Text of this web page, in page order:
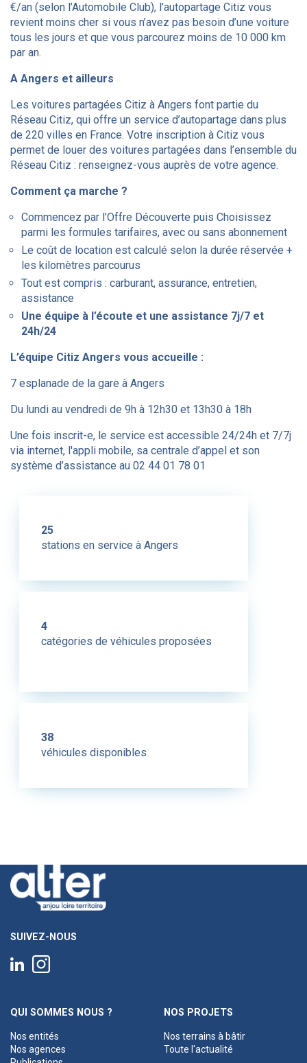
€/an (selon l’Automobile Club), l’autopartage Citiz vous
revient moins cher si vous n’avez pas besoin d’une voiture
tous les jours et que vous parcourez moins de 10 000 km
par an.
A Angers et ailleurs
Les voitures partagées Citiz à Angers font partie du
Réseau Citiz, qui offre un service d’autopartage dans plus
de 220 villes en France. Votre inscription à Citiz vous
permet de louer des voitures partagées dans l’ensemble du
Réseau Citiz : renseignez-vous auprès de votre agence.
Comment ça marche ?
Commencez par l’Offre Découverte puis Choisissez
parmi les formules tarifaires, avec ou sans abonnement
Le coût de location est calculé selon la durée réservée +
les kilomètres parcourus
Tout est compris : carburant, assurance, entretien,
assistance
Une équipe à l’écoute et une assistance 7j/7 et
24h/24
L’équipe Citiz Angers vous accueille :
7 esplanade de la gare à Angers
Du lundi au vendredi de 9h à 12h30 et 13h30 à 18h
Une fois inscrit-e, le service est accessible 24/24h et 7/7j
via internet, l'appli mobile, sa centrale d’appel et son
système d’assistance au 02 44 01 78 01
25
stations en service à Angers
4
catégories de véhicules proposées
38
véhicules disponibles
SUIVEZ-NOUS
QUI SOMMES NOUS ?
Nos entités
Nos agences
NOS PROJETS
Nos terrains à bâtir
Toute l'actualité